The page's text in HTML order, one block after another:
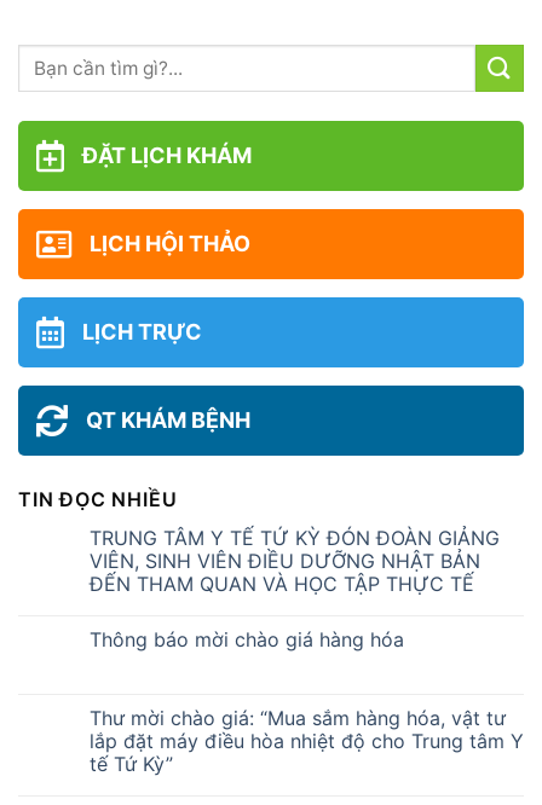
ĐẶT LỊCH KHÁM
LỊCH HỘI THẢO
LỊCH TRỰC
QT KHÁM BỆNH
TIN ĐỌC NHIỀU
TRUNG TÂM Y TẾ TỨ KỲ ĐÓN ĐOÀN GIẢNG
VIÊN, SINH VIÊN ĐIỀU DƯỠNG NHẬT BẢN
ĐẾN THAM QUAN VÀ HỌC TẬP THỰC TẾ
Thông báo mời chào giá hàng hóa
Thư mời chào giá: “Mua sắm hàng hóa, vật tư
lắp đặt máy điều hòa nhiệt độ cho Trung tâm Y
tế Tứ Kỳ”